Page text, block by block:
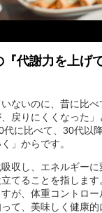
代謝力を上げ
いないのに、昔に比
戻りにくくなった
代に比べて、30代以
」からです。
収し、エネルギーに
てることを指しま
が、体重コントロ
て、美味しく健康的